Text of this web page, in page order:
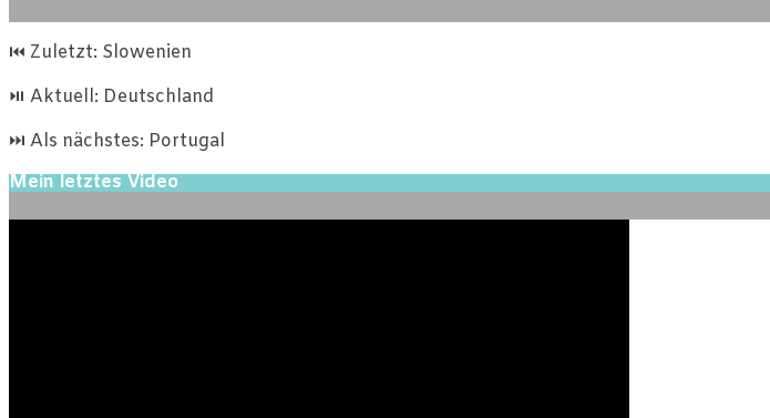
⏮ Zuletzt: Slowenien
⏯ Aktuell: Deutschland
⏭ Als nächstes: Portugal
Mein letztes Video